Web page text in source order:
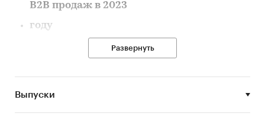
B2B продаж в 2023
году
Потребительские
FMCG / Продукты питания
Новости fmcg
Развернуть
Выпуски